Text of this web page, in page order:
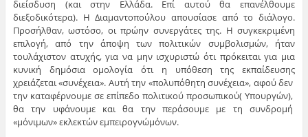
διείσδυση (και στην Ελλάδα. Επί αυτού θα επανέλθουμε
διεξοδικότερα). Η Διαμαντοπούλου απουσίασε από το διάλογο.
Προσήλθαν, ωστόσο, οι πρώην συνεργάτες της. Η συγκεκριμένη
επιλογή, από την άποψη των πολιτικών συμβολισμών, ήταν
τουλάχιστον ατυχής, για να μην ισχυριστώ ότι πρόκειται για μια
κυνική δημόσια ομολογία ότι η υπόθεση της εκπαίδευσης
χρειάζεται «συνέχεια». Αυτή την «πολυπόθητη συνέχεια», αφού δεν
την καταφέρνουμε σε επίπεδο πολιτικού προσωπικού( Υπουργών),
θα την υφάνουμε και θα την περάσουμε με τη συνδρομή
«μόνιμων» εκλεκτών εμπειρογνώμόνων.